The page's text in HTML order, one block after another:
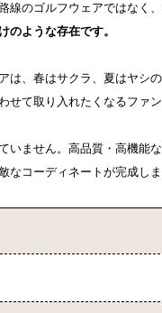
線のゴルフウェアではなく
のような存在です。
は、春はサクラ、夏はヤシ
せて取り入れたくなるファン
いません。高品質・高機能
なコーディネートが完成しま